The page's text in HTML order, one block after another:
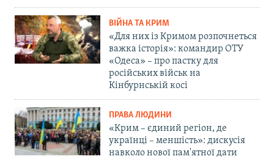
ВІЙНА ТА КРИМ
«Для них із Кримом розпочнеться
важка історія»: командир ОТУ
«Одеса» – про пастку для
російських військ на
Кінбурнській косі
ПРАВА ЛЮДИНИ
«Крим – єдиний регіон, де
українці – меншість»: дискусія
навколо нової пам'ятної дати